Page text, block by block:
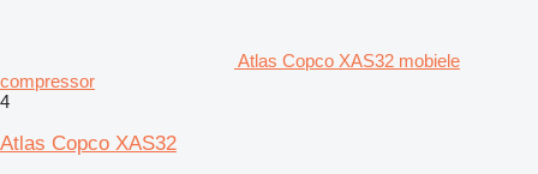
Atlas Copco XAS32 mobiele
compressor
4
Atlas Copco XAS32